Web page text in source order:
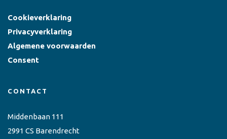
Cookieverklaring
Privacyverklaring
Algemene voorwaarden
Consent
CONTACT
Middenbaan 111
2991 CS Barendrecht